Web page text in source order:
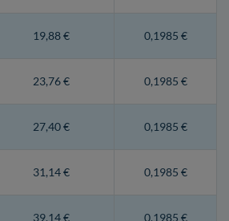
19,88 € 0,1985 €
23,76 € 0,1985 €
27,40 € 0,1985 €
31,14 € 0,1985 €
39,14 € 0,1985 €